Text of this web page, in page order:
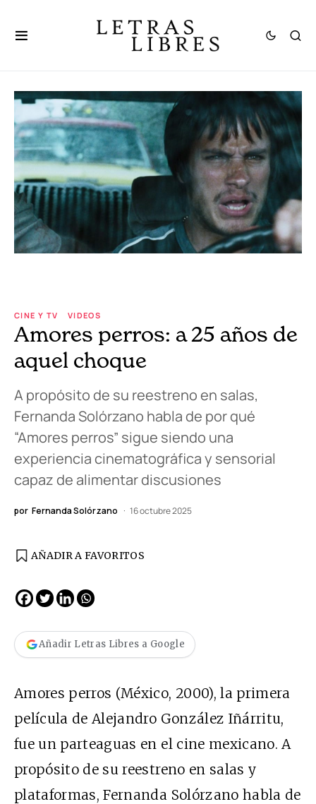
CINE Y TV VIDEOS
Amores perros: a 25 años de
aquel choque
A propósito de su reestreno en salas,
Fernanda Solórzano habla de por qué
“Amores perros” sigue siendo una
experiencia cinematográfica y sensorial
capaz de alimentar discusiones
por Fernanda Solórzano 16 octubre 2025
AÑADIR A FAVORITOS
Añadir Letras Libres a Google
Amores perros (México, 2000), la primera
película de Alejandro González Iñárritu,
fue un parteaguas en el cine mexicano. A
propósito de su reestreno en salas y
plataformas, Fernanda Solórzano habla de